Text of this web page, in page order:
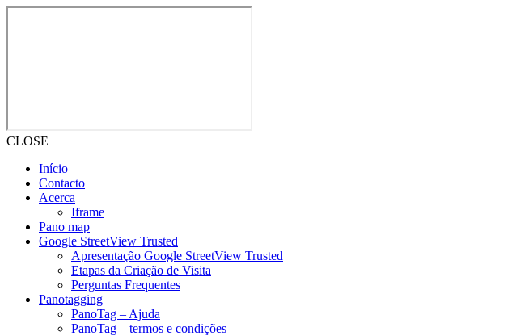
CLOSE
Início
Contacto
Acerca
Iframe
Pano map
Google StreetView Trusted
Apresentação Google StreetView Trusted
Etapas da Criação de Visita
Perguntas Frequentes
Panotagging
PanoTag – Ajuda
PanoTag – termos e condições